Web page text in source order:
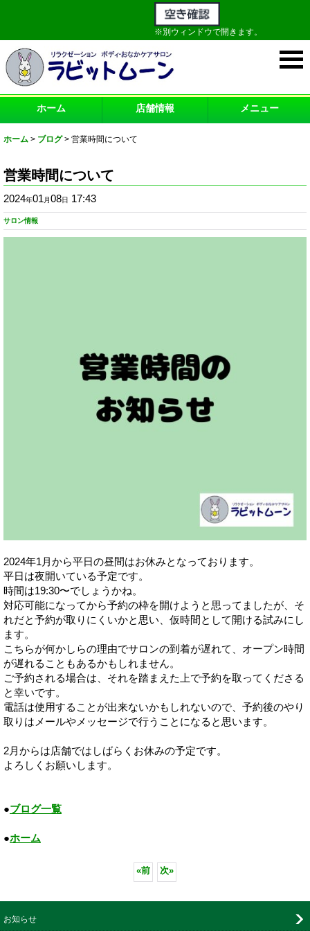
※別ウィンドウで開きます。
ホーム 店舗情報 メニュー
ホーム > ブログ > 営業時間について
営業時間について
2024年01月08日 17:43
サロン情報
2024年1月から平日の昼間はお休みとなっております。
平日は夜開いている予定です。
時間は19:30〜でしょうかね。
対応可能になってから予約の枠を開けようと思ってましたが、そ
れだと予約が取りにくいかと思い、仮時間として開ける試みにし
ます。
こちらが何かしらの理由でサロンの到着が遅れて、オープン時間
が遅れることもあるかもしれません。
ご予約される場合は、それを踏まえた上で予約を取ってくださる
と幸いです。
電話は使用することが出来ないかもしれないので、予約後のやり
取りはメールやメッセージで行うことになると思います。
2月からは店舗ではしばらくお休みの予定です。
よろしくお願いします。
●ブログ一覧
●ホーム
«前 次»
お知らせ